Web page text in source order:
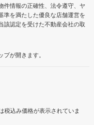
件情報の正確性、法令遵守、ヤ
準を満たした優良な店舗運営を
該認定を受けた不動産会社の取
が開きます。
税込み価格が表示されていま